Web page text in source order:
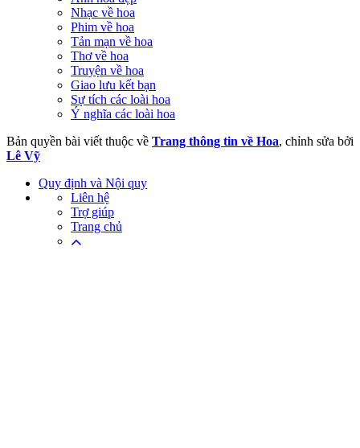
Nhạc về hoa
Phim về hoa
Tản mạn về hoa
Thơ về hoa
Truyện về hoa
Giao lưu kết bạn
Sự tích các loài hoa
Ý nghĩa các loài hoa
Bản quyền bài viết thuộc về Trang thông tin về Hoa, chỉnh sửa bởi
Lê Vỹ
Quy định và Nội quy
Liên hệ
Trợ giúp
Trang chủ